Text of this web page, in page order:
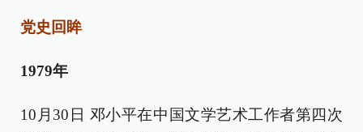
党史回眸
1979年
10月30日 邓小平在中国文学艺术工作者第四次